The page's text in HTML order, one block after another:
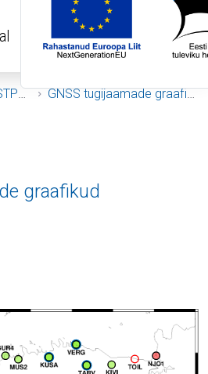
GNSS tugijaamade graafikud
graafikud